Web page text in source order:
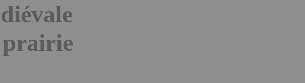
prairie